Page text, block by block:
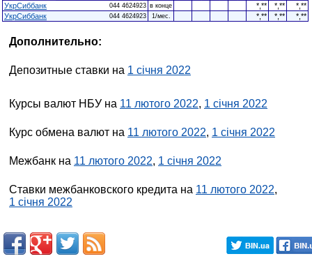
УкрСиббанк
044 4624923 в конце *,** *,**
*,**
УкрСиббанк
044 4624923 1/мес. *,** *,** *,**
Дополнительно:
Депозитные ставки на 1 січня 2022
Курсы валют НБУ на 11 лютого 2022, 1 січня 2022
Курс обмена валют на 11 лютого 2022, 1 січня 2022
Межбанк на 11 лютого 2022, 1 січня 2022
Ставки межбанковского кредита на 11 лютого 2022,
1 січня 2022